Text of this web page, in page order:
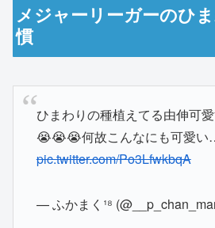
メジャーリーガーのひ
慣
ひまわりの種植えてる由伸可
😭😭😭何故こんなにも可
pic.twitter.com/Po3LfwkbqA
— ふかまく¹⁸